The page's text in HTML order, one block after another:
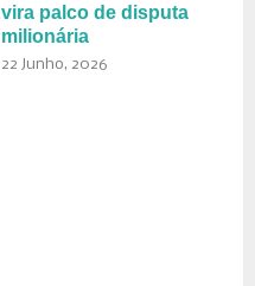
vira palco de disputa
milionária
22 Junho, 2026